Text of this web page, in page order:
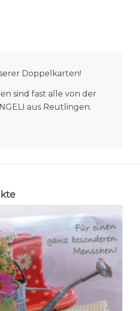
Doppelkarten!
sind fast alle von der
aus Reutlingen.